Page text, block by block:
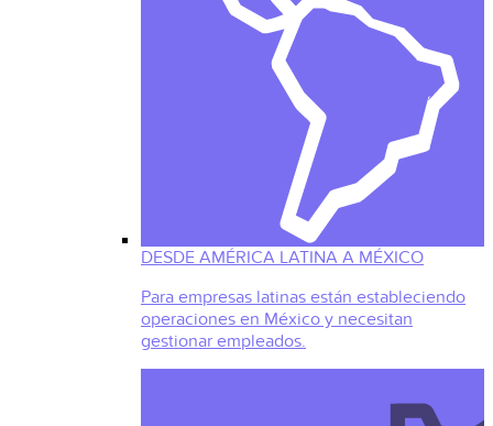
DESDE AMÉRICA LATINA A MÉXICO
Para empresas latinas están estableciendo
operaciones en México y necesitan
gestionar empleados.